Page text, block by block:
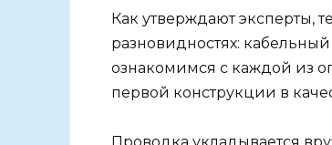
Как утверждают эксперты,
разновидностях:
ознакомимся с каждой из
первой конструкции в